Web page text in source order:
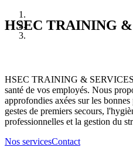
HSEC TRAINING
HSEC TRAINING & SERVICES
santé de vos employés. Nous
approfondies axées sur les
gestes de premiers secours,
professionnelles et la gestion du
Nos servicesContact